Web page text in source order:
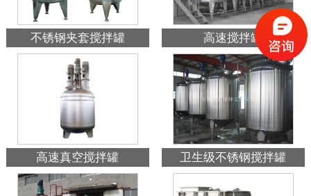
不锈钢夹套搅拌罐 高速搅拌罐
高速真空搅拌罐 卫生级不锈钢搅拌罐